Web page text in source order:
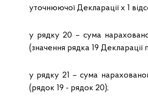
уточнюючої Декларації х 1
у рядку 20 – сума
(значення рядка 19
у рядку 21 – сума
(рядок 19 - рядок 20);